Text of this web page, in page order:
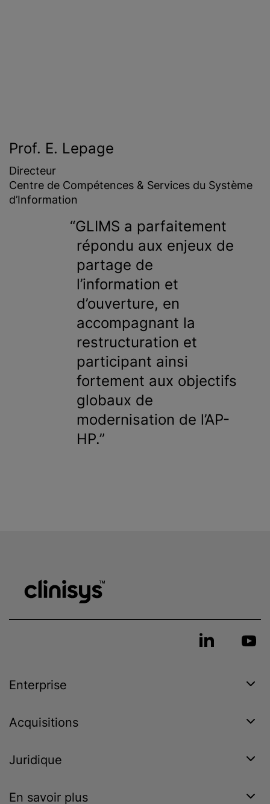
Prof. E. Lepage
Directeur
Centre de Compétences & Services du Système
d’Information
GLIMS a parfaitement
répondu aux enjeux de
partage de
l’information et
d’ouverture, en
accompagnant la
restructuration et
participant ainsi
fortement aux objectifs
globaux de
modernisation de l’AP-
HP.
Enterprise
Acquisitions
Juridique
En savoir plus